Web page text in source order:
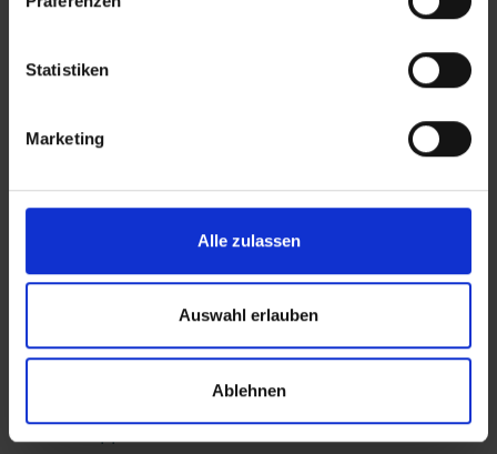
Statistiken
Marketing
Alle zulassen
Auswahl erlauben
Ablehnen
Diese Beiträge könnten Sie auch
oder "Deppen der Nation"?